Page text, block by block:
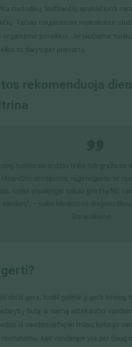
metodikų, leidžiančių apskaičiuoti
Tačiau naujausiose mokslinėse
poreikius. Jei jaučiame
to daryti per prievartą.
rekomenduoja
tikrai gera, todėl galime jį gerti tiesiog
į butą ar namą atitekančio
iš vandenviečių iki mūsų keliauja
kad vandenyje yra per daug